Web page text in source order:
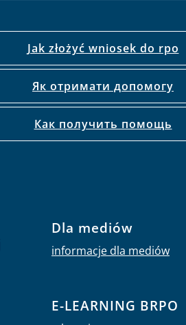
Jak złożyć wniosek do rpo
Як отримати допомогу
Как получить помощь
Dla mediów
informacje dla mediów
E-LEARNING BRPO